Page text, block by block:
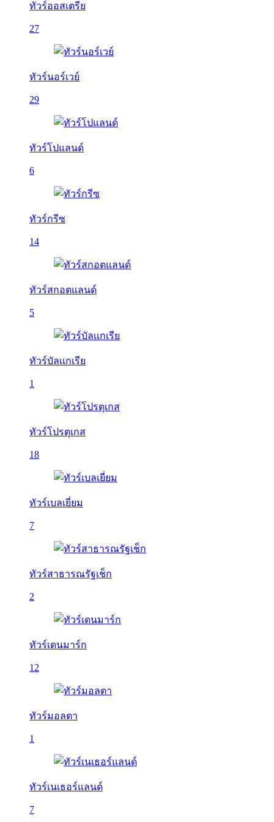
ทัวร์ออสเตรีย
27
ทัวร์นอร์เวย์
29
ทัวร์โปแลนด์
6
ทัวร์กรีซ
14
ทัวร์สกอตแลนด์
5
ทัวร์บัลเเกเรีย
1
ทัวร์โปรตุเกส
18
ทัวร์เบลเยี่ยม
7
ทัวร์สาธารณรัฐเช็ก
2
ทัวร์เดนมาร์ก
12
ทัวร์มอลตา
1
ทัวร์เนเธอร์แลนด์
7